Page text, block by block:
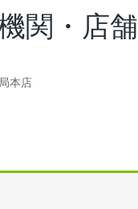
関・店舗
本店